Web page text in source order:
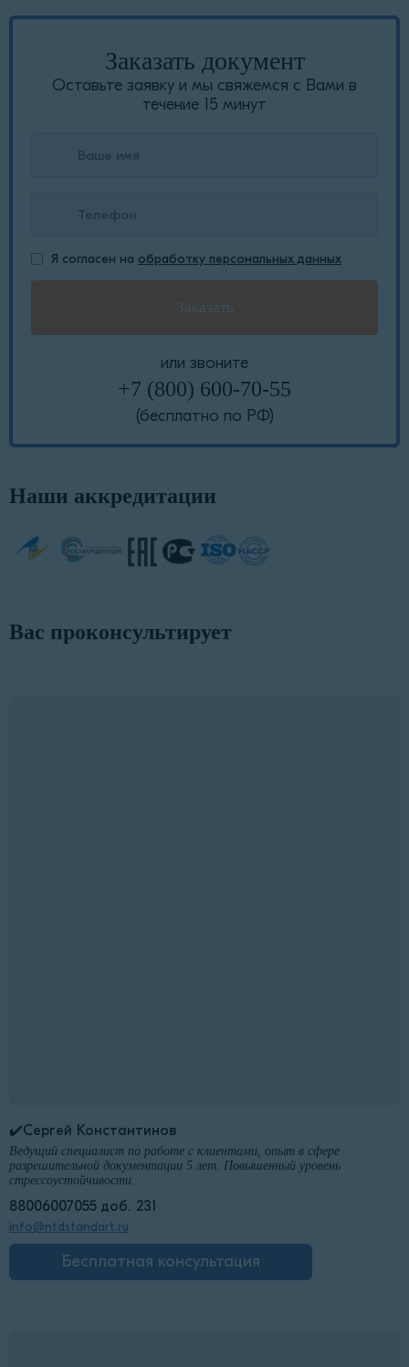
Заказать документ
Оставьте заявку и мы свяжемся с Вами в
течение 15 минут
Я согласен на обработку персональных данных
или звоните
+7 (800) 600-70-55
(бесплатно по РФ)
Наши аккредитации
Вас проконсультирует
✔️Сергей Константинов
Ведущий специалист по работе с клиентами, опыт в сфере
разрешительной документации 5 лет. Повышенный уровень
стрессоустойчивости.
88006007055 доб. 231
info@ntdstandart.ru
Бесплатная консультация